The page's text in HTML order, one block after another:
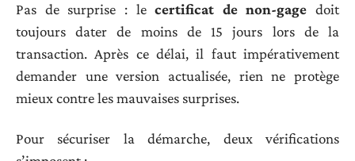
Pas de surprise : lecertificat de non-gage doit
toujours dater de moins de 15 jours lors de la
transaction. Après ce délai, il faut impérativement
demander une version actualisée, rien ne protège
mieux contre les mauvaises surprises.
Pour sécuriser la démarche, deux vérifications